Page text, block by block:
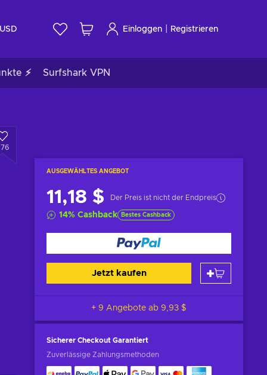
USD Einloggen Registrieren
⚡ Surfshark VPN
AUSGEWÄHLTES ANGEBOT
11,18 $ Der Preis ist nicht der Endpreis
14% Cashback Bestes Cashback
Jetzt kaufen
+ 9 Angebote ab 9,93 $
Sicherer Checkout Garantiert
Zuverlässige Zahlungsmethoden